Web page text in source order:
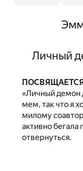
Личный
ПОСВЯЩАЕТСЯ
«Личный демон
мем, так что я
милому
активно бегала
отвернуться.